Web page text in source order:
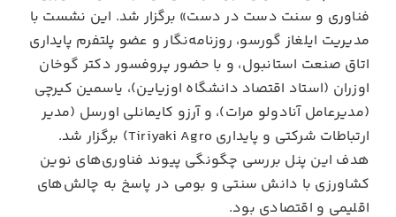
فناوری و سنت دست در دست» برگزار شد. این نشست با
مدیریت ایلغاز گورسو، روزنامه‌نگار و عضو پلتفرم پایداری
اتاق صنعت استانبول، و با حضور پروفسور دکتر گوخان
اوزران (استاد اقتصاد دانشگاه اوزیاین)، یاسمین کیرچی
(مدیرعامل آنادولو مرات)، و آرزو کایمانلی اورسل (مدیر
ارتباطات شرکتی و پایداری Tiriyaki Agro) برگزار شد.
هدف این پنل بررسی چگونگی پیوند فناوری‌های نوین
کشاورزی با دانش سنتی و بومی در پاسخ به چالش‌های
اقلیمی و اقتصادی بود.